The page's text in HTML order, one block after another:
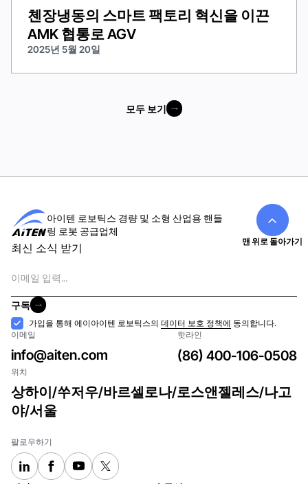
첸장냉동의 스마트 팩토리 혁신을 이끈
AMK 협통로 AGV
2025년 5월 20일
모두 보기
아이텐 로보틱스 경량 및 소형 산업용 핸들
링 로봇 공급업체
최신 소식 받기
메
일
구독
구독
수
락
가입을 통해 에이아이텐 로보틱스의데이터 보호 정책에 동의합니다.
이메일
info@aiten.com
핫라인
(86) 400-106-0508
위치
상하이/쑤저우/바르셀로나/로스앤젤레스/나고
야/서울
팔로우하기
맨 위로 돌아가기